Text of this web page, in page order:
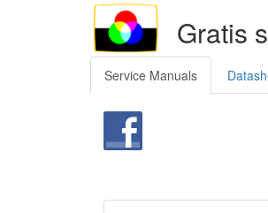
Gratis
Service Manuals